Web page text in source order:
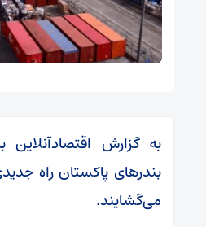
به گزارش اقتصادآنلاین
بندرهای پاکستان راه
می‌گشایند.